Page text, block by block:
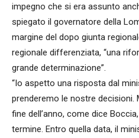
impegno che si era assunto
spiegato il governatore della
margine del dopo giunta
regionale differenziata, “una
grande determinazione”.
“Io aspetto una risposta dal
prenderemo le nostre decisioni.
fine dell’anno, come dice
termine. Entro quella data, il